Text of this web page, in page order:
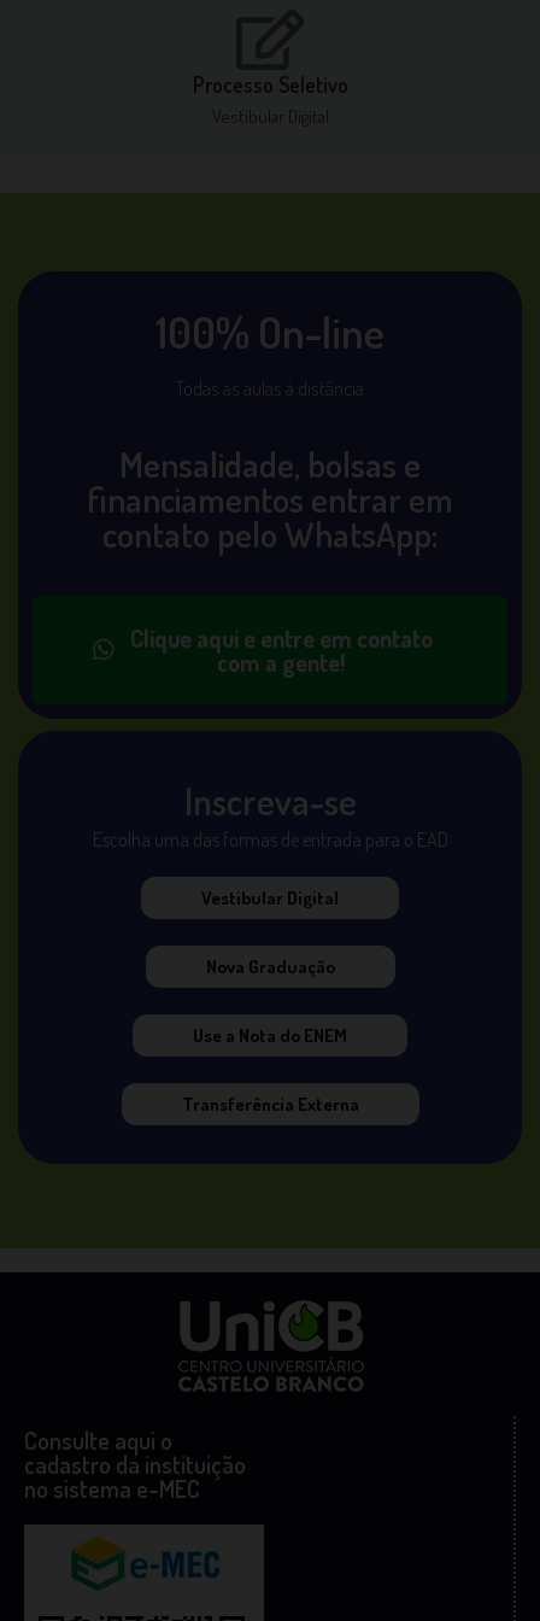
Processo Seletivo
Vestibular Digital
100% On-line
Todas as aulas à distância
Mensalidade, bolsas e
financiamentos entrar em
contato pelo WhatsApp:
Clique aqui e entre em contato
com a gente!
Inscreva-se
Escolha uma das formas de entrada para o EAD
Vestibular Digital
Nova Graduação
Use a Nota do ENEM
Transferência Externa
Consulte aqui o
cadastro da instituição
no sistema e-MEC